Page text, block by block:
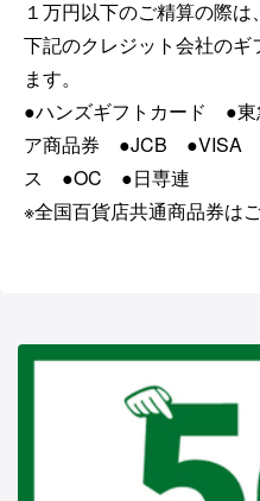
１万円以下のご精算の際は
下記のクレジット会社の
ます。
●ハンズギフトカード ●
ア商品券 ●JCB ●VISA
ス ●OC ●日専連
※全国百貨店共通商品券は